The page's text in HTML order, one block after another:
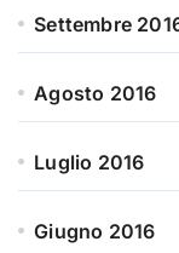
Settembre
Agosto 2016
Luglio 2016
Giugno 2016